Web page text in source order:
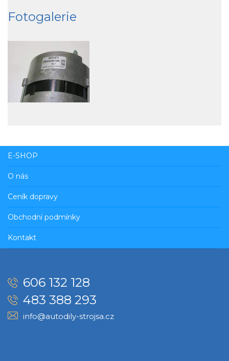
Fotogalerie
E-SHOP
O nás
Ceník dopravy
Obchodní podmínky
Kontakt
606 132 128
483 388 293
info@autodily-strojsa.cz